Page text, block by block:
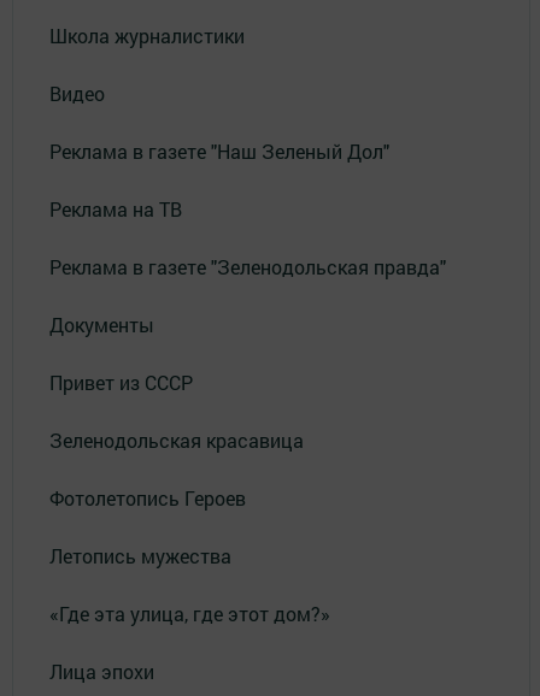
Школа журналистики
Видео
Реклама в газете "Наш Зеленый Дол"
Реклама на ТВ
Реклама в газете "Зеленодольская правда"
Документы
Привет из СССР
Зеленодольская красавица
Фотолетопись Героев
Летопись мужества
«Где эта улица, где этот дом?»
Лица эпохи